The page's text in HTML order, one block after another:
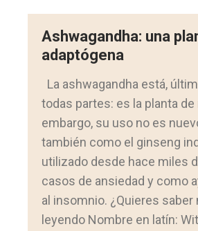
Ashwagandha: una
adaptógena
La ashwagandha está,
todas partes: es la planta de
embargo, su uso no es
también como el ginseng
utilizado desde hace miles
casos de ansiedad y como
al insomnio. ¿Quieres saber
leyendo Nombre en latín: